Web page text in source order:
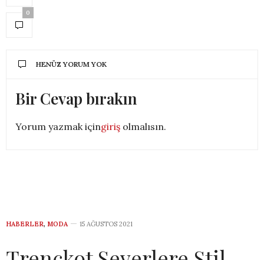
0
HENÜZ YORUM YOK
Bir Cevap bırakın
Yorum yazmak içingiriş olmalısın.
HABERLER, MODA 15 AĞUSTOS 2021